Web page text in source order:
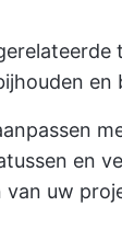
en
en
van uw